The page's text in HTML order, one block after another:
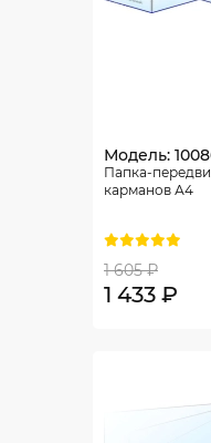
Модель:
Папка-
карманов А4
1 605 ₽
1 433 ₽